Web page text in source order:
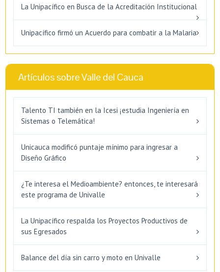
La Unipacífico en Busca de la Acreditación Institucional
Unipacífico firmó un Acuerdo para combatir a la Malaria
Artículos sobre Valle del Cauca
Talento TI también en la Icesi ¡estudia Ingeniería en
Sistemas o Telemática!
Unicauca modificó puntaje mínimo para ingresar a
Diseño Gráfico
¿Te interesa el Medioambiente? entonces, te interesará
este programa de Univalle
La Unipacífico respalda los Proyectos Productivos de
sus Egresados
Balance del día sin carro y moto en Univalle